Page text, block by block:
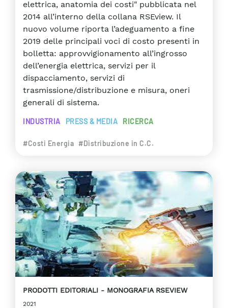
elettrica, anatomia dei costi" pubblicata nel
2014 all’interno della collana RSEview. Il
nuovo volume riporta l’adeguamento a fine
2019 delle principali voci di costo presenti in
bolletta: approvvigionamento all’ingrosso
dell’energia elettrica, servizi per il
dispacciamento, servizi di
trasmissione/distribuzione e misura, oneri
generali di sistema.
INDUSTRIA PRESS & MEDIA RICERCA
#Costi Energia #Distribuzione in C.C.
PRODOTTI EDITORIALI MONOGRAFIA RSEVIEW
2021